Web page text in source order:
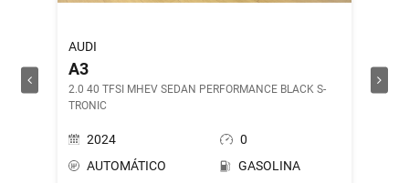
AUDI
A3
2.0 40 TFSI MHEV SEDAN PERFORMANCE BLACK S-
TRONIC
2024
0
AUTOMÁTICO
GASOLINA
DRILL